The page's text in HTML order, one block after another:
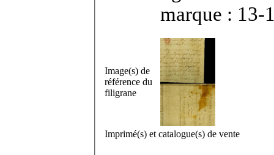
marque : 13-
Image(s) de
référence du
filigrane
Imprimé(s) et catalogue(s) de vente